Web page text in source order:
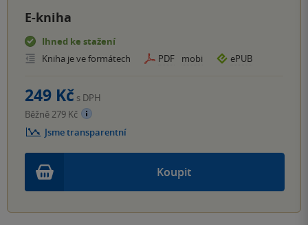
E-kniha
Ihned ke stažení
Kniha je ve formátech
PDF mobi ePUB
Koupit
249 Kč s DPH
Běžně 279 Kč
Jsme transparentní